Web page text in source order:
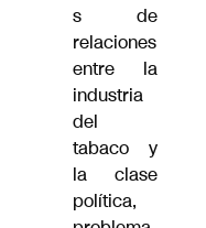
s de
relaciones
entre la
industria
del
tabaco y
la clase
política,